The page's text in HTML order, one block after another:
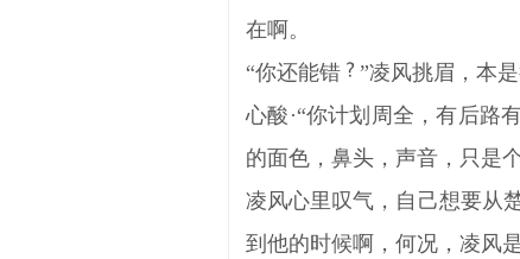
在啊。
“你还能错
”凌风挑眉，本
心酸·“你计划周全，有后路
的面色，鼻头，声音，只是
凌风心里叹气，自己想要从
到他的时候啊，何况，凌风